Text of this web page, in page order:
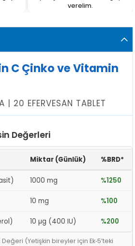
verelim.
C Çinko ve Vitamin
| 20 EFERVESAN TABLET
Değerleri
Miktar (Günlük) %BRD*
1000 mg %1250
10 mg %100
10 µg (400 IU) %200
(Yetişkin bireyler için Ek‑5’teki